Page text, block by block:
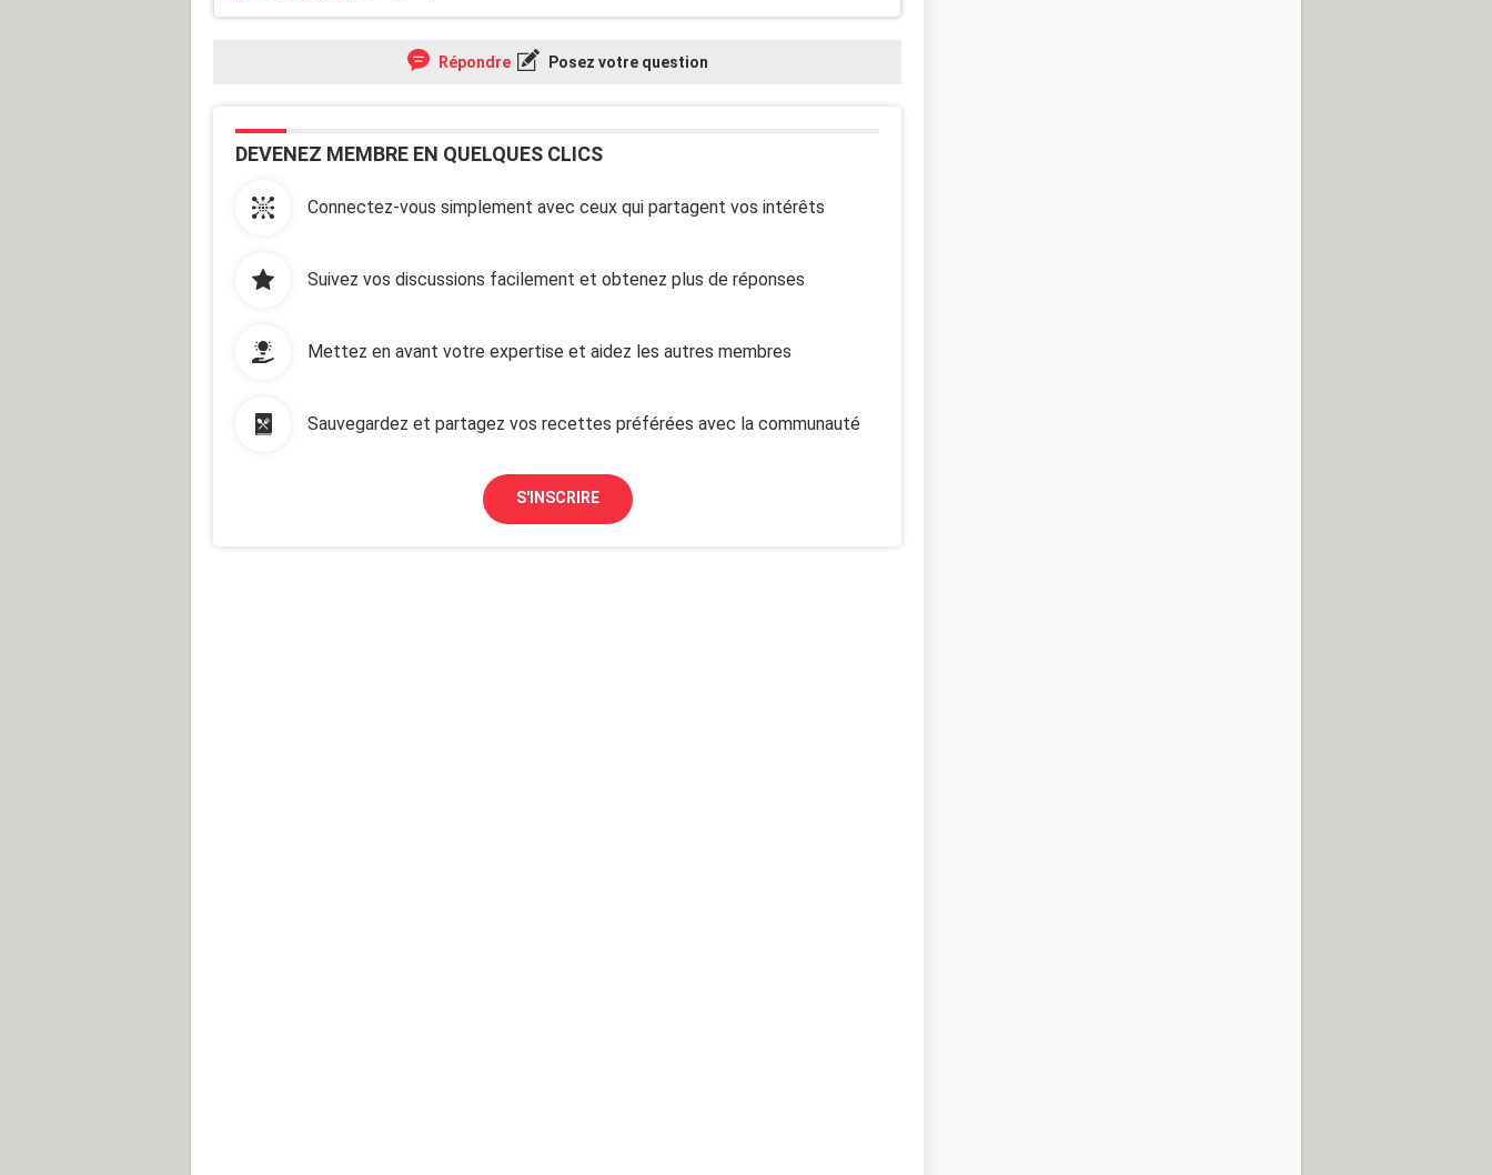
Répondre Posez votre question
DEVENEZ MEMBRE EN QUELQUES CLICS
Connectez-vous simplement avec ceux qui partagent vos intérêts
Suivez vos discussions facilement et obtenez plus de réponses
Mettez en avant votre expertise et aidez les autres membres
Sauvegardez et partagez vos recettes préférées avec la communauté
S'INSCRIRE